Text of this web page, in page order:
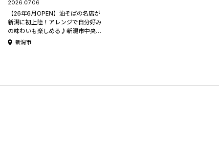
2026.07.06
【26年6月OPEN】油そばの名店が
新潟に初上陸！アレンジで自分好み
の味わいも楽しめる♪新潟市中央区
「最強油そば春日亭 新潟店」
新潟市